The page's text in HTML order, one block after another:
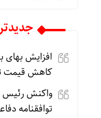
افزایش بهای
کاهش قیمت
واکنش رئیس
توافقنامه